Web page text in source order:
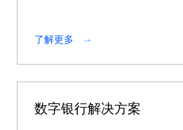
了解更多
数字银行解决方案